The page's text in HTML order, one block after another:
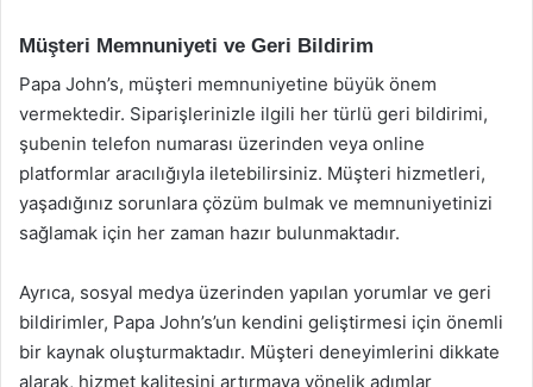
Müşteri Memnuniyeti ve Geri Bildirim
Papa John’s, müşteri memnuniyetine büyük önem
vermektedir. Siparişlerinizle ilgili her türlü geri bildirimi,
şubenin telefon numarası üzerinden veya online
platformlar aracılığıyla iletebilirsiniz. Müşteri hizmetleri,
yaşadığınız sorunlara çözüm bulmak ve memnuniyetinizi
sağlamak için her zaman hazır bulunmaktadır.
Ayrıca, sosyal medya üzerinden yapılan yorumlar ve geri
bildirimler, Papa John’s’un kendini geliştirmesi için önemli
bir kaynak oluşturmaktadır. Müşteri deneyimlerini dikkate
alarak, hizmet kalitesini artırmaya yönelik adımlar